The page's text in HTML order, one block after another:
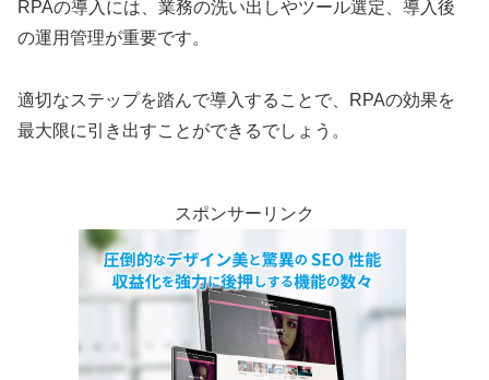
RPAの導入には、業務の洗い出しやツール選定、導入後
の運用管理が重要です。
適切なステップを踏んで導入することで、RPAの効果を
最大限に引き出すことができるでしょう。
スポンサーリンク